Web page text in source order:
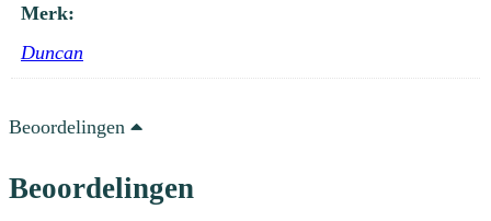
Merk:
Duncan
Beoordelingen
Beoordelingen